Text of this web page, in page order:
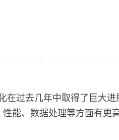
在过去几年中取得了巨大
能、数据处理等方面有更